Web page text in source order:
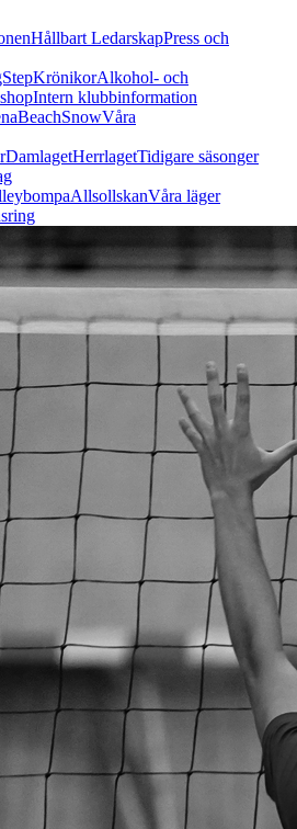
Hållbart LedarskapPress och
KrönikorAlkohol- och
Intern klubbinformation
BeachSnowVåra
DamlagetHerrlagetTidigare säsonger
AllsollskanVåra läger